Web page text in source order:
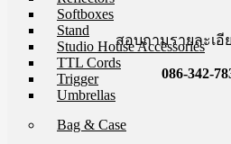
Softboxes
Stand
Studio House Accessories
TTL Cords
Trigger
Umbrellas
Bag & Case
สอบถามรายละเอี
086-342-